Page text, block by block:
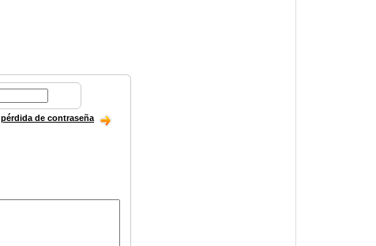
pérdida de contraseña